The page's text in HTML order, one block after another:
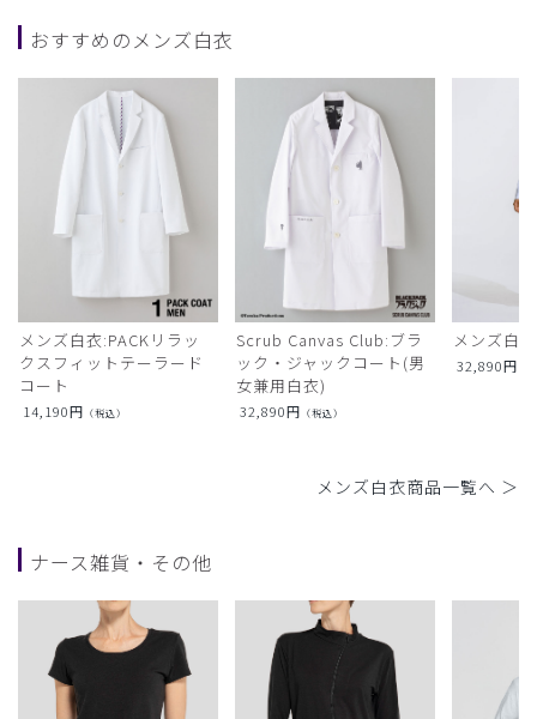
おすすめのメンズ白衣
メンズ白衣:PACKリラッ
クスフィットテーラード
コート
14,190円 （税込）
Scrub Canvas Club:ブラ
ック・ジャックコート(男
女兼用白衣)
32,890円 （税込）
メンズ白
32,890円
メンズ白衣商品一覧へ ＞
ナース雑貨・その他